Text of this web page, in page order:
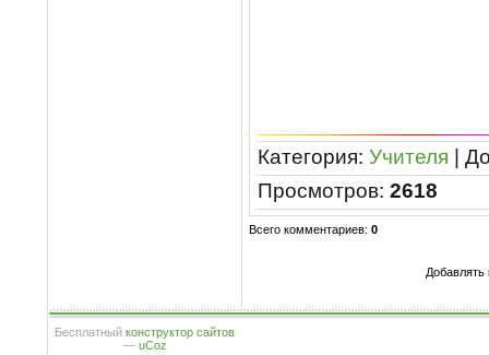
Категория: Учителя |
Просмотров: 2618
Всего комментариев: 0
Добавлять
Бесплатный конструктор сайтов
— uCoz